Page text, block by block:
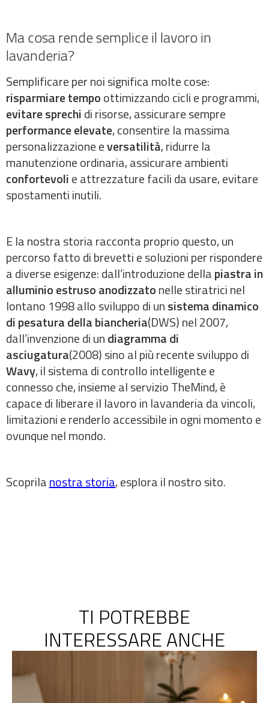
Ma cosa rende semplice il lavoro in
lavanderia?
Semplificare per noi significa molte cose:
risparmiare tempoottimizzando cicli e programmi,
evitare sprechidi risorse, assicurare sempre
performance elevate, consentire la massima
personalizzazione eversatilità, ridurre la
manutenzione ordinaria, assicurare ambienti
confortevolie attrezzature facili da usare, evitare
spostamenti inutili.
E la nostra storia racconta proprio questo, un
percorso fatto di brevetti e soluzioni per rispondere
a diverse esigenze: dall’introduzione dellapiastra in
alluminio estruso anodizzatonelle stiratrici nel
lontano 1998 allo sviluppo di unsistema dinamico
di pesatura della biancheria(DWS) nel 2007,
dall’invenzione di undiagramma di
asciugatura(2008) sino al più recente sviluppo di
Wavy, il sistema di controllo intelligente e
connesso che, insieme al servizio TheMind, è
capace di liberare il lavoro in lavanderia da vincoli,
limitazioni e renderlo accessibile in ogni momento e
ovunque nel mondo.
Scoprilanostra storia, esplora il nostro sito.
TI POTREBBE
INTERESSARE ANCHE